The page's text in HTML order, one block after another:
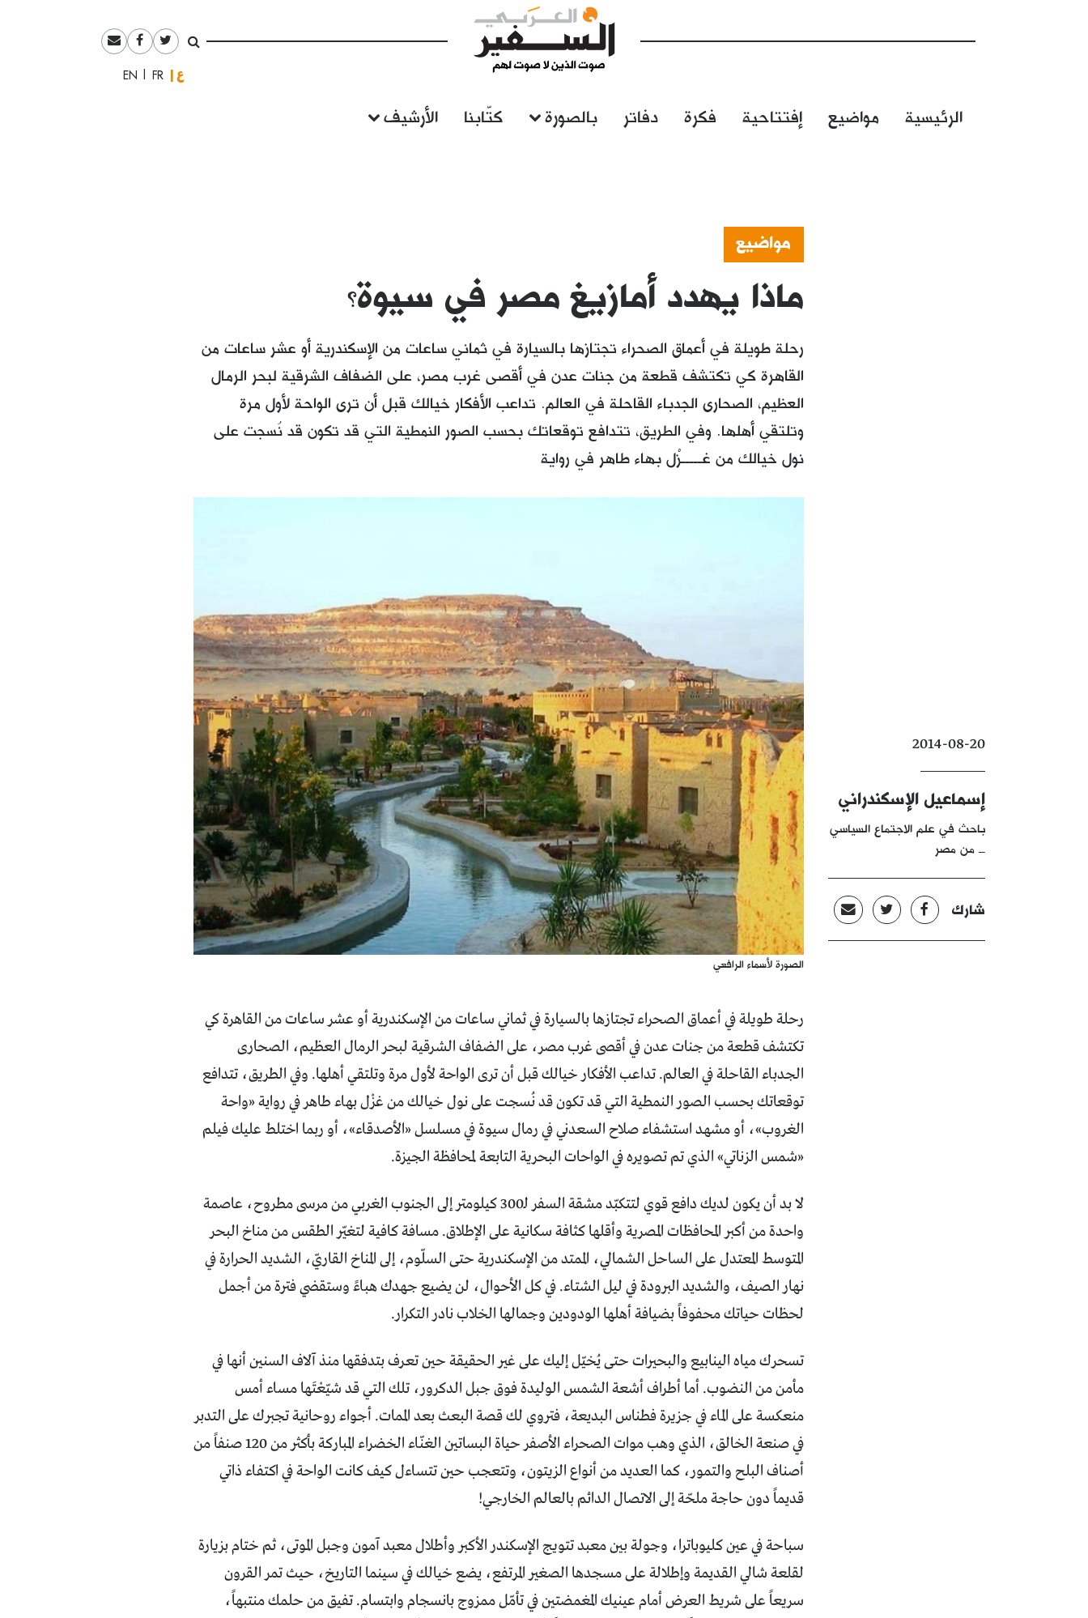
العربيةFrançais
English
الرئيسية مواضيع إفتتاحية فكرة دفاتر بالصورة كتّابنا الأرشيف
مواضيع
ماذا يهدد أمازيغ مصر في سيوة؟
رحلة طويلة في أعماق الصحراء تجتازها بالسيارة في ثماني ساعات من الإسكندرية أو عشر ساعات من
القاهرة كي تكتشف قطعة من جنات عدن في أقصى غرب مصر، على الضفاف الشرقية لبحر الرمال
العظيم، الصحارى الجدباء القاحلة في العالم. تداعب الأفكار خيالك قبل أن ترى الواحة لأول مرة
وتلتقي أهلها. وفي الطريق، تتدافع توقعاتك بحسب الصور النمطية التي قد تكون قد نُسجت على
نول خيالك من غـــــزْل بهاء طاهر في رواية
2014-08-20
إسماعيل الإسكندراني
باحث في علم الاجتماع السياسي
ــ من مصر
شارك
الصورة لأسماء الرافعي
رحلة طويلة في أعماق الصحراء تجتازها بالسيارة في ثماني ساعات من الإسكندرية أو عشر ساعات من القاهرة كي
تكتشف قطعة من جنات عدن في أقصى غرب مصر، على الضفاف الشرقية لبحر الرمال العظيم، الصحارى
الجدباء القاحلة في العالم. تداعب الأفكار خيالك قبل أن ترى الواحة لأول مرة وتلتقي أهلها. وفي الطريق، تتدافع
توقعاتك بحسب الصور النمطية التي قد تكون قد نُسجت على نول خيالك من غـــــزْل بهاء طاهر في رواية «واحة
الغروب»، أو مشهد استشفاء صلاح السعدني في رمال سيوة في مسلسل «الأصدقاء»، أو ربما اختلط عليك فيلم
«شمس الزناتي» الذي تم تصويره في الواحات البحرية التابعة لمحافظة الجيزة.
لا بد أن يكون لديك دافع قوي لتتكبّد مشقة السفر لـ300 كيلومتر إلى الجنوب الغربي من مرسى مطروح، عاصمة
واحدة من أكبر المحافظات المصرية وأقلها كثافة سكانية على الإطلاق. مسافة كافية لتغيّر الطقس من مناخ البحر
المتوسط المعتدل على الساحل الشمالي، الممتد من الإسكندرية حتى السلّوم، إلى المناخ القاريّ، الشديد الحرارة في
نهار الصيف، والشديد البرودة في ليل الشتاء. في كل الأحوال، لن يضيع جهدك هباءً وستقضي فترة من أجمل
لحظات حياتك محفوفاً بضيافة أهلها الودودين وجمالها الخلاب نادر التكرار.
تسحرك مياه الينابيع والبحيرات حتى يُخيّل إليك على غير الحقيقة حين تعرف بتدفقها منذ آلاف السنين أنها في
مأمن من النضوب. أما أطراف أشعة الشمس الوليدة فوق جبل الدكرور، تلك التي قد شيّعْتَها مساء أمس
منعكسة على الماء في جزيرة فطناس البديعة، فتروي لك قصة البعث بعد الممات. أجواء روحانية تجبرك على التدبر
في صنعة الخالق، الذي وهب موات الصحراء الأصفر حياة البساتين الغنّاء الخضراء المباركة بأكثر من 120 صنفاً من
أصناف البلح والتمور، كما العديد من أنواع الزيتون، وتتعجب حين تتساءل كيف كانت الواحة في اكتفاء ذاتي
قديماً دون حاجة ملحّة إلى الاتصال الدائم بالعالم الخارجي!
سباحة في عين كليوباترا، وجولة بين معبد تتويج الإسكندر الأكبر وأطلال معبد آمون وجبل الموتى، ثم ختام بزيارة
لقلعة شالي القديمة وإطلالة على مسجدها الصغير المرتفع، يضع خيالك في سينما التاريخ، حيث تمر القرون
سريعاً على شريط العرض أمام عينيك المغمضتين في تأمّل ممزوج بانسجام وابتسام. تفيق من حلمك منتبهاً،